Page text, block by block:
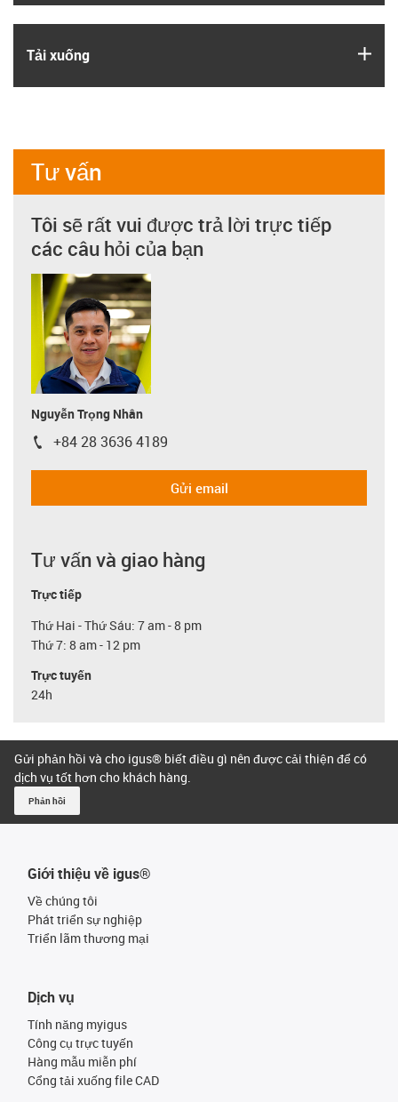
Tải xuống
Tư vấn
Tôi sẽ rất vui được trả lời trực tiếp
các câu hỏi của bạn
Nguyễn Trọng Nhân
igus-icon-phone
+84 28 3636 4189
Gửi email
Tư vấn và giao hàng
Trực tiếp
Thứ Hai - Thứ Sáu: 7 am - 8 pm
Thứ 7: 8 am - 12 pm
Trực tuyến
24h
Gửi phản hồi và cho igus® biết điều gì nên được cải thiện để có
dịch vụ tốt hơn cho khách hàng.
Phản hồi
Giới thiệu về igus®
Về chúng tôi
Phát triển sự nghiệp
Triển lãm thương mại
Dịch vụ
Tính năng myigus
Công cụ trực tuyến
Hàng mẫu miễn phí
Cổng tải xuống file CAD